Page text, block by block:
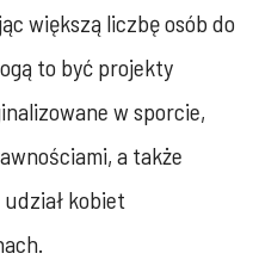
większą liczbę osób do
to być projekty
w sporcie,
a także
kobiet